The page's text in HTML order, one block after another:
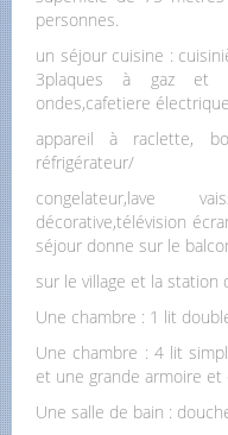
personnes.
un séjour cuisine :
3plaques à gaz et
ondes,cafetiere
appareil à raclette,
réfrigérateur/
congelateur,lave
décorative,télévision
séjour donne sur le
sur le village et la station
Une chambre : 1 lit
Une chambre : 4 lit
et une grande armoire et
Une salle de bain :